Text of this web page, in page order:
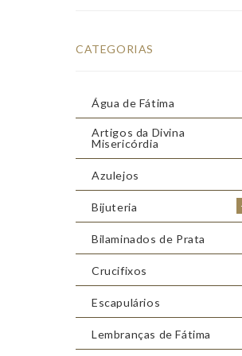
CATEGORIAS
Água de Fátima
Artigos da Divina
Misericórdia
Azulejos
Bijuteria
Bilaminados de Prata
Crucifixos
Escapulários
Lembranças de Fátima